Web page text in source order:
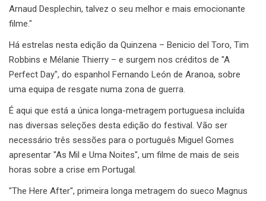
Arnaud Desplechin, talvez o seu melhor e mais emocionante
filme."
Há estrelas nesta edição da Quinzena – Benicio del Toro, Tim
Robbins e Mélanie Thierry – e surgem nos créditos de "A
Perfect Day", do espanhol Fernando León de Aranoa, sobre
uma equipa de resgate numa zona de guerra.
É aqui que está a única longa-metragem portuguesa incluída
nas diversas seleções desta edição do festival. Vão ser
necessário três sessões para o português Miguel Gomes
apresentar "As Mil e Uma Noites", um filme de mais de seis
horas sobre a crise em Portugal.
"The Here After", primeira longa metragem do sueco Magnus